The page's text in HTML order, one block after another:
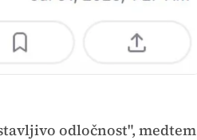
odločnost", medtem